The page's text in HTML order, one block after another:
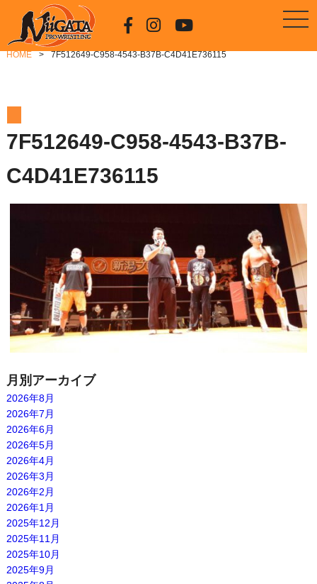
HOME 7F512649-C958-4543-B37B-C4D41E736115
7F512649-C958-4543-B37B-
C4D41E736115
月別アーカイブ
2026年8月
2026年7月
2026年6月
2026年5月
2026年4月
2026年3月
2026年2月
2026年1月
2025年12月
2025年11月
2025年10月
2025年9月